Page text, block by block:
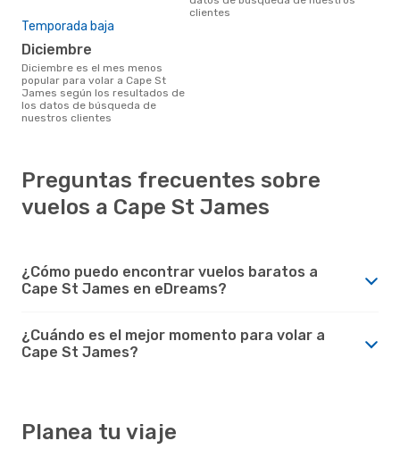
clientes
Temporada baja
diciembre
diciembre es el mes menos
popular para volar a Cape St
James según los resultados de
los datos de búsqueda de
nuestros clientes
Preguntas frecuentes sobre
vuelos a Cape St James
¿Cómo puedo encontrar vuelos baratos a
Cape St James en eDreams?
¿Cuándo es el mejor momento para volar a
Cape St James?
Planea tu viaje